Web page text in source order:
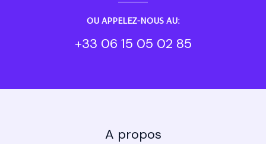
OU APPELEZ-NOUS AU:
+33 06 15 05 02 85
A propos